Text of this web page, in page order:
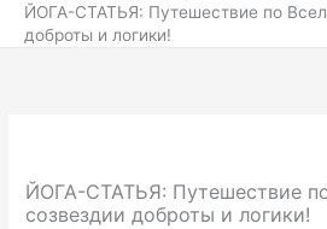
ЙОГА-СТАТЬЯ: Путешествие по
доброты и логики!
ЙОГА-СТАТЬЯ: Путешествие
созвездии доброты и логики!